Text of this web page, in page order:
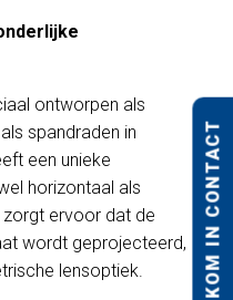
KOM IN CONTACT
ontworpen als
spandraden in
een unieke
horizontaal als
ervoor dat de
wordt geprojecteerd,
lensoptiek.